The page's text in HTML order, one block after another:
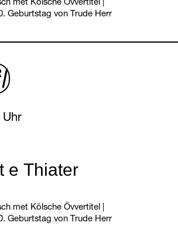
met Kölsche Övvertitel
Geburtstag von Trude Herr
e Thiater
met Kölsche Övvertitel
Geburtstag von Trude Herr
31 January 2027
Uhr